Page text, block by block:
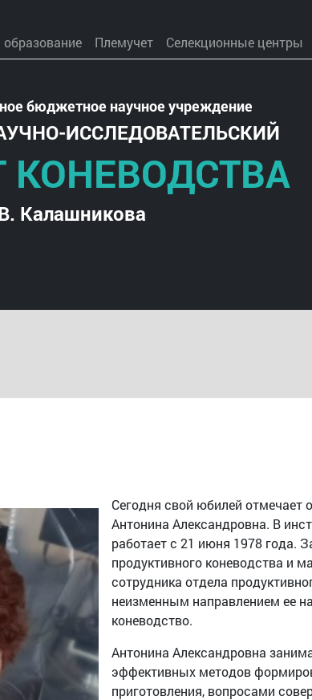
образование Племучет Селекционные центры
бюджетное научное учреждение
ИССЛЕДОВАТЕЛЬСКИЙ
КОНЕВОДСТВА
Калашникова
Сегодня свой юбилей отмечает
Антонина Александровна. В
работает с 21 июня 1978 года.
продуктивного коневодства и
сотрудника отдела
неизменным направлением ее
коневодство.
Антонина Александровна
эффективных методов
приготовления, вопросами